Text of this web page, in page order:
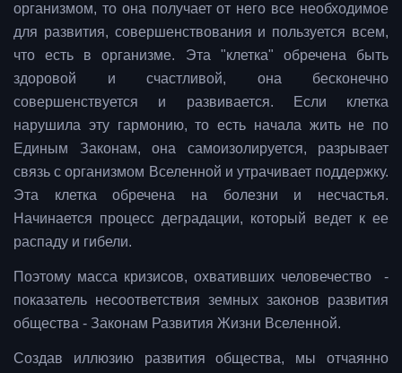
организмом, то она получает от него все необходимое
для развития, совершенствования и пользуется всем,
что есть в организме. Эта "клетка" обречена быть
здоровой и счастливой, она бесконечно
совершенствуется и развивается. Если клетка
нарушила эту гармонию, то есть начала жить не по
Единым Законам, она самоизолируется, разрывает
связь с организмом Вселенной и утрачивает поддержку.
Эта клетка обречена на болезни и несчастья.
Начинается процесс деградации, который ведет к ее
распаду и гибели.
Поэтому масса кризисов, охвативших человечество -
показатель несоответствия земных законов развития
общества - Законам Развития Жизни Вселенной.
Создав иллюзию развития общества, мы отчаянно